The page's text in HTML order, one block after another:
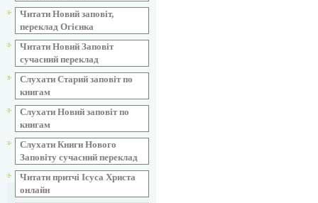
Читати Новий заповіт,
переклад Огієнка
Читати Новий Заповіт
сучасний переклад
Слухати Старий заповіт по
книгам
Слухати Новий заповіт по
книгам
Слухати Книги Нового
Заповіту сучасний переклад
Читати притчі Ісуса Христа
онлайн